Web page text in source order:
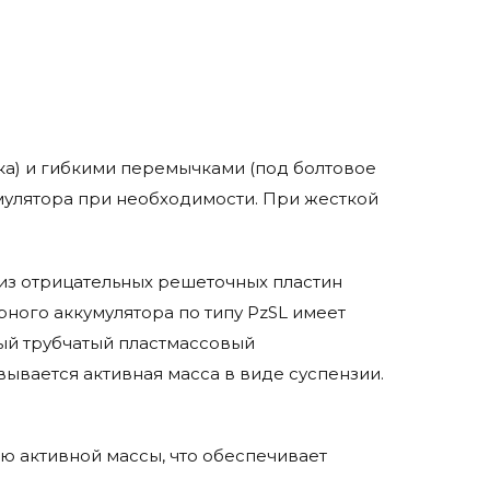
и гибкими перемычками (под болтовое
при необходимости. При жесткой
отрицательных решеточных пластин
аккумулятора по типу PzSL имеет
трубчатый пластмассовый
активная масса в виде суспензии.
активной массы, что обеспечивает